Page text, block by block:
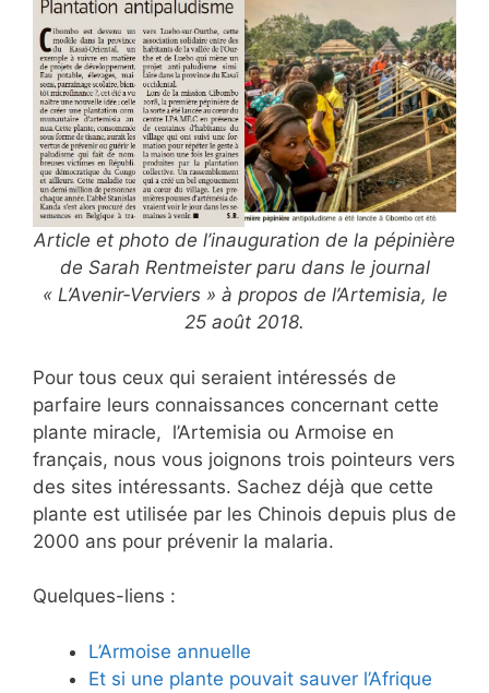
Article et photo de l’inauguration de la pépinière
de Sarah Rentmeister paru dans le journal
« L’Avenir-Verviers » à propos de l’Artemisia, le
25 août 2018.
Pour tous ceux qui seraient intéressés de
parfaire leurs connaissances concernant cette
plante miracle, l’Artemisia ou Armoise en
français, nous vous joignons trois pointeurs vers
des sites intéressants. Sachez déjà que cette
plante est utilisée par les Chinois depuis plus de
2000 ans pour prévenir la malaria.
Quelques-liens :
L’Armoise annuelle
Et si une plante pouvait sauver l’Afrique